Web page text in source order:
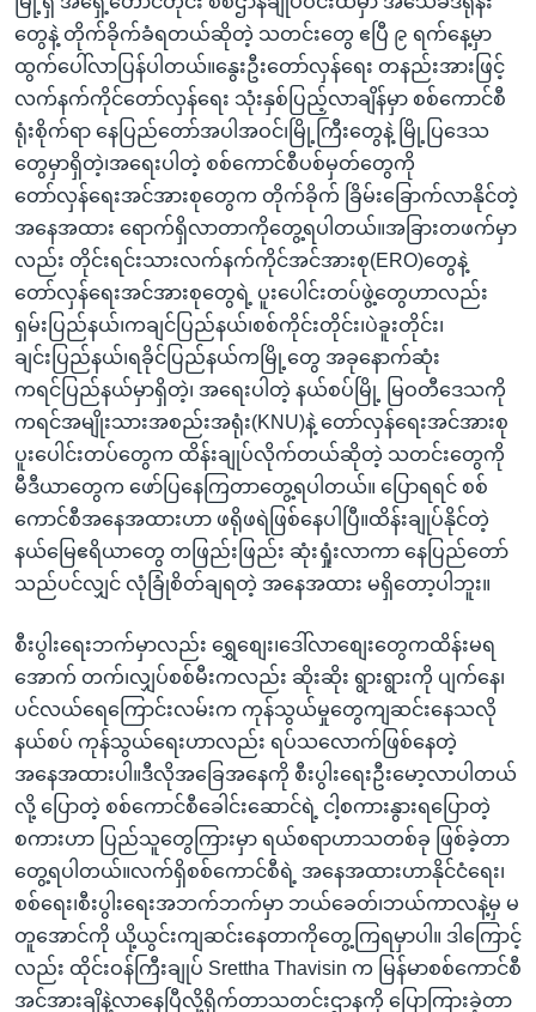
တွေနဲ့ တိုက်ခိုက်ခံရတယ်ဆိုတဲ့ သတင်းတွေ ဧပြီ ၉ ရက်နေ့မှာ
ထွက်ပေါ်လာပြန်ပါတယ်။နွေးဦးတော်လှန်ရေး တနည်းအားဖြင့်
လက်နက်ကိုင်တော်လှန်ရေး သုံးနှစ်ပြည့်လာချိန်မှာ စစ်ကောင်စီ
ရုံးစိုက်ရာ နေပြည်တော်အပါအဝင်၊မြို့ကြီးတွေနဲ့ မြို့ပြဒေသ
တွေမှာရှိတဲ့၊အရေးပါတဲ့ စစ်ကောင်စီပစ်မှတ်တွေကို
တော်လှန်ရေးအင်အားစုတွေက တိုက်ခိုက် ခြိမ်းခြောက်လာနိုင်တဲ့
အနေအထား ရောက်ရှိလာတာကိုတွေ့ရပါတယ်။အခြားတဖက်မှာ
လည်း တိုင်းရင်းသားလက်နက်ကိုင်အင်အားစု(ERO)တွေနဲ့
တော်လှန်ရေးအင်အားစုတွေရဲ့ ပူးပေါင်းတပ်ဖွဲ့တွေဟာလည်း
ရှမ်းပြည်နယ်၊ကချင်ပြည်နယ်၊စစ်ကိုင်းတိုင်း၊ပဲခူးတိုင်း၊
ချင်းပြည်နယ်၊ရခိုင်ပြည်နယ်ကမြို့တွေ အခုနောက်ဆုံး
ကရင်ပြည်နယ်မှာရှိတဲ့၊ အရေးပါတဲ့ နယ်စပ်မြို့ မြဝတီဒေသကို
ကရင်အမျိုးသားအစည်းအရုံး(KNU)နဲ့ တော်လှန်ရေးအင်အားစု
ပူးပေါင်းတပ်တွေက ထိန်းချုပ်လိုက်တယ်ဆိုတဲ့ သတင်းတွေကို
မီဒီယာတွေက ဖော်ပြနေကြတာတွေ့ရပါတယ်။ ပြောရရင် စစ်
ကောင်စီအနေအထားဟာ ဖရိုဖရဲဖြစ်နေပါပြီ။ထိန်းချုပ်နိုင်တဲ့
နယ်မြေဧရိယာတွေ တဖြည်းဖြည်း ဆုံးရှုံးလာကာ နေပြည်တော်
သည်ပင်လျှင် လုံခြုံစိတ်ချရတဲ့ အနေအထား မရှိတော့ပါဘူး။
စီးပွါးရေးဘက်မှာလည်း ရွှေစျေး၊ဒေါ်လာစျေးတွေကထိန်းမရ
အောက် တက်၊လျှပ်စစ်မီးကလည်း ဆိုးဆိုး ရွားရွားကို ပျက်နေ၊
ပင်လယ်ရေကြောင်းလမ်းက ကုန်သွယ်မှုတွေကျဆင်းနေသလို
နယ်စပ် ကုန်သွယ်ရေးဟာလည်း ရပ်သလောက်ဖြစ်နေတဲ့
အနေအထားပါ။ဒီလိုအခြေအနေကို စီးပွါးရေးဦးမော့လာပါတယ်
လို့ ပြောတဲ့ စစ်ကောင်စီခေါင်းဆောင်ရဲ့ ငါ့စကားနွားရပြောတဲ့
စကားဟာ ပြည်သူတွေကြားမှာ ရယ်စရာဟာသတစ်ခု ဖြစ်ခဲ့တာ
တွေ့ရပါတယ်။လက်ရှိစစ်ကောင်စီရဲ့ အနေအထားဟာနိုင်ငံရေး၊
စစ်ရေး၊စီးပွါးရေးအဘက်ဘက်မှာ ဘယ်ခေတ်၊ဘယ်ကာလနဲ့မှ မ
တူအောင်ကို ယို့ယွင်းကျဆင်းနေတာကိုတွေ့ကြရမှာပါ။ ဒါကြောင့်
လည်း ထိုင်းဝန်ကြီးချုပ် Srettha Thavisin က မြန်မာစစ်ကောင်စီ
အင်အားချိနဲ့လာနေပြီလို့ရိုက်တာသတင်းဌာနကို ပြောကြားခဲ့တာ